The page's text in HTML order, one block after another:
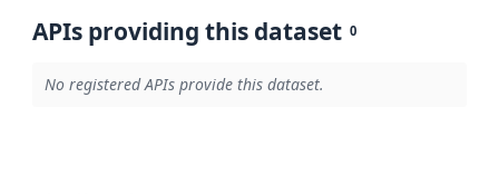
APIs providing this dataset 0
No registered APIs provide this dataset.